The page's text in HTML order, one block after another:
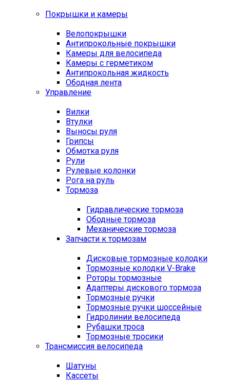
Покрышки и камеры
Велопокрышки
Антипрокольные покрышки
Камеры для велосипеда
Камеры с герметиком
Антипрокольная жидкость
Ободная лента
Управление
Вилки
Втулки
Выносы руля
Грипсы
Обмотка руля
Рули
Рулевые колонки
Рога на руль
Тормоза
Гидравлические тормоза
Ободные тормоза
Механические тормоза
Запчасти к тормозам
Дисковые тормозные колодки
Тормозные колодки V-Brake
Роторы тормозные
Адаптеры дискового тормоза
Тормозные ручки
Тормозные ручки шоссейные
Гидролинии велосипеда
Рубашки троса
Тормозные тросики
Трансмиссия велосипеда
Шатуны
Кассеты